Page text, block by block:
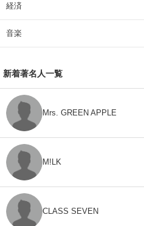
経済
音楽
新着著名人一覧
Mrs. GREEN APPLE
M!LK
CLASS SEVEN